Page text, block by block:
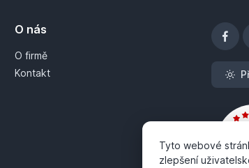
O nás
O firmě
Kontakt
Tyto webové
zlepšení